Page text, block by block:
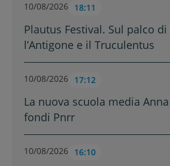
10/08/2026 18:11
Plautus Festival. Sul palco di
l’Antigone e il Truculentus
10/08/2026 17:12
La nuova scuola media
fondi Pnrr
10/08/2026 16:10